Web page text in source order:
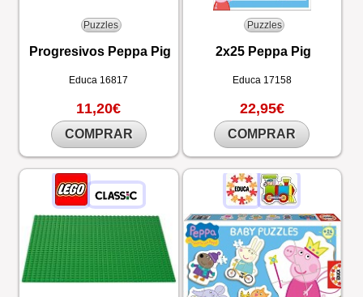
Puzzles
Progresivos Peppa Pig
Educa 16817
11,20€
COMPRAR
Puzzles
2x25 Peppa Pig
Educa 17158
22,95€
COMPRAR